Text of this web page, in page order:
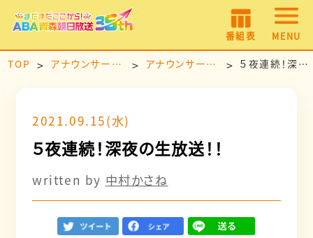
番組表 MENU
TOP アナウンサールーム アナウンサー日記 ５夜連続！深夜の生放送！！
2021.09.15(水)
５夜連続！深夜の生放送！！
written by 中村かさね